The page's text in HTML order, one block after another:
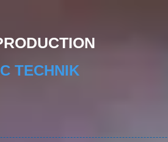
TECHNIK